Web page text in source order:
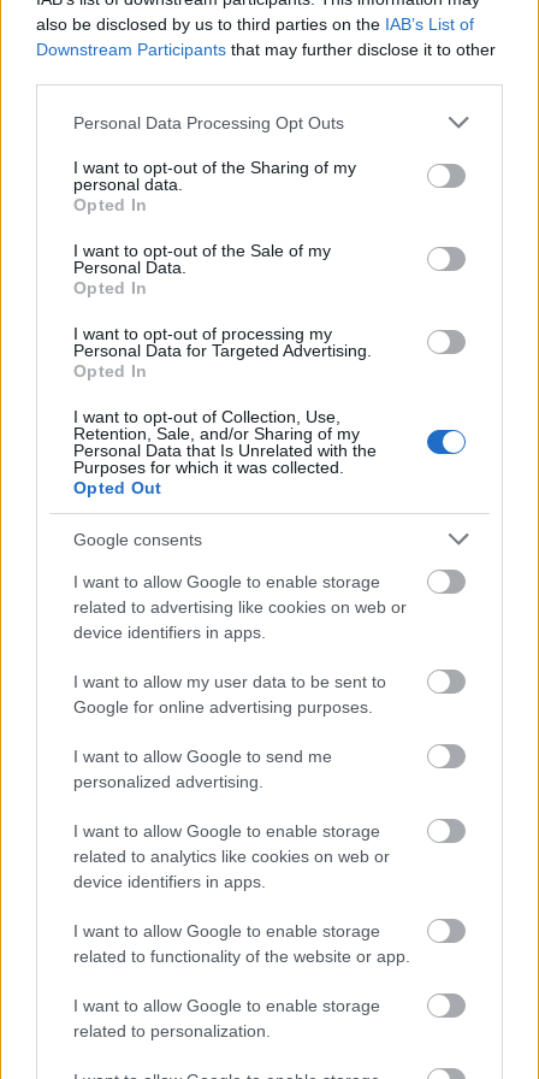
also be disclosed by us to third parties on the IAB’s List of
Downstream Participants that may further disclose it to other
Please note that this website/app uses one or more Google
not limited to your visit or usage behaviour. You may click to
grant or deny consent to Google and its third-party tags to
use your data for below specified purposes in below Google
consent section.
Personal Data Processing Opt Outs
I want to opt-out of the Sharing of my
personal data.
Opted In
I want to opt-out of the Sale of my
Personal Data.
Opted In
I want to opt-out of processing my
Personal Data for Targeted Advertising.
Opted In
I want to opt-out of Collection, Use,
Retention, Sale, and/or Sharing of my
Personal Data that Is Unrelated with the
Purposes for which it was collected.
Opted Out
Google consents
I want to allow Google to enable storage
related to advertising like cookies on web or
device identifiers in apps.
I want to allow my user data to be sent to
Google for online advertising purposes.
I want to allow Google to send me
personalized advertising.
I want to allow Google to enable storage
related to analytics like cookies on web or
device identifiers in apps.
I want to allow Google to enable storage
related to functionality of the website or app.
I want to allow Google to enable storage
related to personalization.
születikben?
Szólj hozzá!
A hozzászóláshoz be kell lépned!
VAGY
Boldog Peti
18 éve
minden ágához. (esze-ágához)
És ezúton szeretném hozzáfűzni, hogy Szegeden is
keresünk b/művészeket!
Ha kézműveskedsz és a fiókon kívül mással is
megosztanád; vagy, ha a szomszédokon kívül
másnak is megmutatnád zenei tudásod, jelentkezz
mk.megyekoordinator@gmail.comcímre.